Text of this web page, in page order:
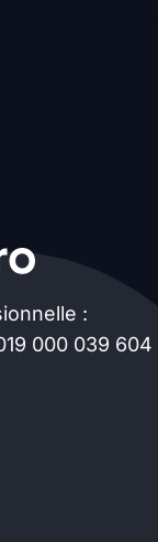
chambres
disponibles
:
000 039 604